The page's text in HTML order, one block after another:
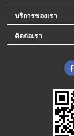
บริการของเรา
ติดต่อเรา